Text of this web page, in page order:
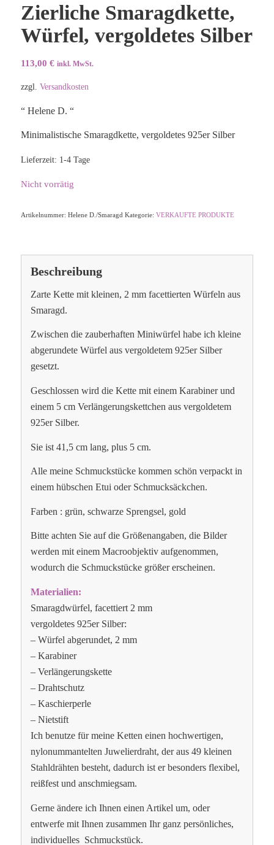
Zierliche Smaragdkette,
Würfel, vergoldetes Silber
113,00 € inkl. MwSt.
zzgl. Versandkosten
“ Helene D. “
Minimalistische Smaragdkette, vergoldetes 925er Silber
Lieferzeit: 1-4 Tage
Nicht vorrätig
Artikelnummer: Helene D./Smaragd Kategorie: VERKAUFTE PRODUKTE
Beschreibung
Zarte Kette mit kleinen, 2 mm facettierten Würfeln aus
Smaragd.
Zwischen die zauberhaften Miniwürfel habe ich kleine
abgerundete Würfel aus vergoldetem 925er Silber
gesetzt.
Geschlossen wird die Kette mit einem Karabiner und
einem 5 cm Verlängerungskettchen aus vergoldetem
925er Silber.
Sie ist 41,5 cm lang, plus 5 cm.
Alle meine Schmuckstücke kommen schön verpackt in
einem hübschen Etui oder Schmucksäckchen.
Farben : grün, schwarze Sprengsel, gold
Bitte achten Sie auf die Größenangaben, die Bilder
werden mit einem Macroobjektiv aufgenommen,
wodurch die Schmuckstücke größer erscheinen.
Materialien:
Smaragdwürfel, facettiert 2 mm
vergoldetes 925er Silber:
– Würfel abgerundet, 2 mm
– Karabiner
– Verlängerungskette
– Drahtschutz
– Kaschierperle
– Nietstift
Ich benutze für meine Ketten einen hochwertigen,
nylonummantelten Juwelierdraht, der aus 49 kleinen
Stahldrähten besteht, dadurch ist er besonders flexibel,
reißfest und anschmiegsam.
Gerne ändere ich Ihnen einen Artikel um, oder
entwerfe mit Ihnen zusammen Ihr ganz persönliches,
individuelles Schmuckstück.